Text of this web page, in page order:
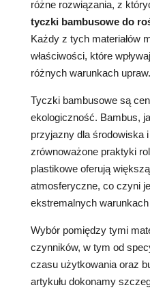
różne rozwiązania, z
tyczki bambusowe do
Każdy z tych materiałów
właściwości, które
różnych warunkach upraw.
Tyczki bambusowe są
ekologiczność. Bambus,
przyjazny dla środowiska
zrównoważone praktyki
plastikowe oferują
atmosferyczne, co czyni
ekstremalnych
Wybór pomiędzy tymi
czynników, w tym od
czasu użytkowania oraz
artykułu dokonamy